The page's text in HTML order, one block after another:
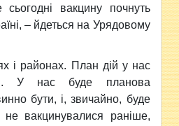
вакцину почнуть
– йдеться на Урядовому
і районах. План дій у нас
У нас буде планова
бути, і, звичайно, буде
не вакцинувалися раніше,